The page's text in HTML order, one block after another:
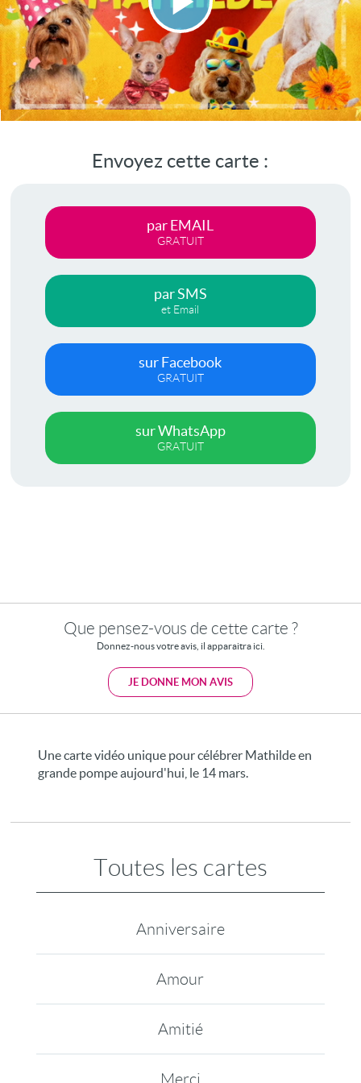
Lire
la
vidéo
Envoyez cette carte :
par EMAIL
GRATUIT
par SMS
et Email
sur Facebook
GRATUIT
sur WhatsApp
GRATUIT
Que pensez-vous de cette carte ?
Donnez-nous votre avis, il apparaitra ici.
JE DONNE MON AVIS
Une carte vidéo unique pour célébrer Mathilde en
grande pompe aujourd'hui, le 14 mars.
Toutes les cartes
Anniversaire
Amour
Amitié
Merci